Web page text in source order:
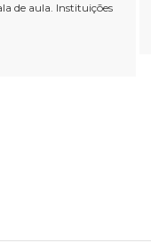
de aula. Instituições